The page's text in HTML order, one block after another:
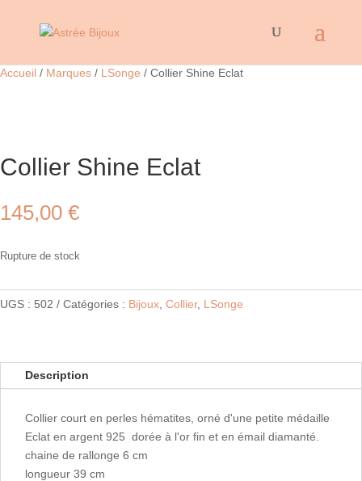
Accueil / Marques / LSonge / Collier Shine Eclat
Collier Shine Eclat
145,00 €
Rupture de stock
UGS : 502 Catégories : Bijoux Collier, LSonge
Description
Collier court en perles hématites, orné d'une petite médaille
Eclat en argent 925 dorée à l'or fin et en émail diamanté.
chaine de rallonge 6 cm
longueur 39 cm